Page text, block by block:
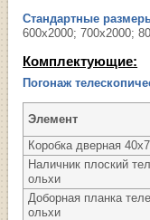
Стандартные
600х2000; 700х2000;
Комплектующие:
Погонаж
Элемент
Коробка дверная
Наличник плоский
ольхи
Доборная планка
ольхи